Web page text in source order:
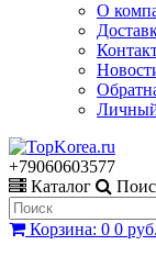
О
+79060603577
Каталог
Корзина: 0 0 руб.